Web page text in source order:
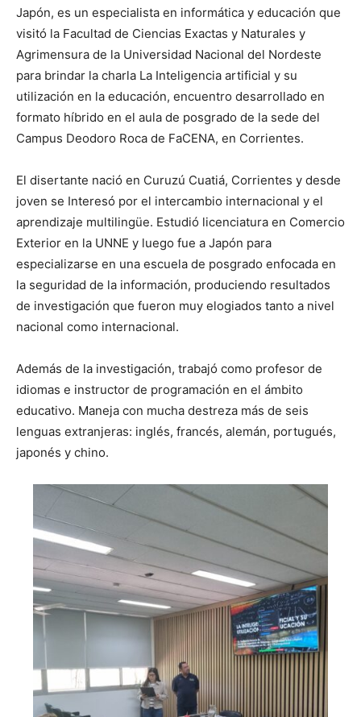
Japón, es un especialista en informática y educación que
visitó la Facultad de Ciencias Exactas y Naturales y
Agrimensura de la Universidad Nacional del Nordeste
para brindar la charla La Inteligencia artificial y su
utilización en la educación, encuentro desarrollado en
formato híbrido en el aula de posgrado de la sede del
Campus Deodoro Roca de FaCENA, en Corrientes.
El disertante nació en Curuzú Cuatiá, Corrientes y desde
joven se Interesó por el intercambio internacional y el
aprendizaje multilingüe. Estudió licenciatura en Comercio
Exterior en la UNNE y luego fue a Japón para
especializarse en una escuela de posgrado enfocada en
la seguridad de la información, produciendo resultados
de investigación que fueron muy elogiados tanto a nivel
nacional como internacional.
Además de la investigación, trabajó como profesor de
idiomas e instructor de programación en el ámbito
educativo. Maneja con mucha destreza más de seis
lenguas extranjeras: inglés, francés, alemán, portugués,
japonés y chino.